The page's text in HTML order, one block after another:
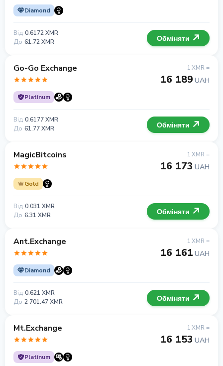
Diamond
Від 0.6172 XMR
До 61.72 XMR Обміняти
Go-Go Exchange
Platinum
1 XMR =
16 189 UAH
Від 0.6177 XMR
До 61.77 XMR Обміняти
MagicBitcoins
Gold
1 XMR =
16 173 UAH
Від 0.031 XMR
До 6.31 XMR Обміняти
Ant.Exchange
Diamond
1 XMR =
16 161 UAH
Від 0.621 XMR
До 2 701.47 XMR Обміняти
Mt.Exchange
Platinum
1 XMR =
16 153 UAH